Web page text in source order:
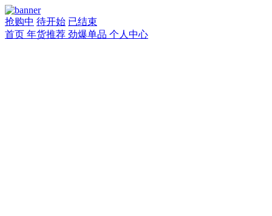
抢购中 待开始 已结束
首页 年货推荐 劲爆单品 个人中心